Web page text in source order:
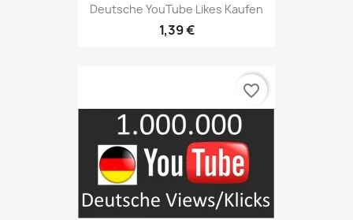
Deutsche YouTube Likes Kaufen
1,39 €
favorite_border